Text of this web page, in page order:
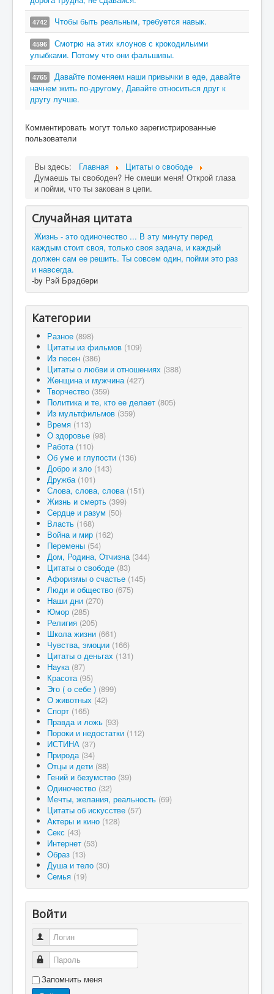
4742 Чтобы быть реальным, требуется навык.
4596
Смотрю на этих клоунов с крокодильими
улыбками. Потому что они фальшивы.
4765
Давайте поменяем наши привычки в еде, давайте
начнем жить по-другому, Давайте относиться друг к
другу лучше.
Комментировать могут только зарегистрированные
пользователи
Вы здесь: Главная
Цитаты о свободе
Думаешь ты свободен? Не смеши меня! Открой глаза
и пойми, что ты закован в цепи.
Случайная цитата
Жизнь - это одиночество ... В эту минуту перед
каждым стоит своя, только своя задача, и каждый
должен сам ее решить. Ты совсем один, пойми это раз
и навсегда.
-by Рэй Брэдбери
Категории
Разное (898)
Цитаты из фильмов (109)
Из песен (386)
Цитаты о любви и отношениях (388)
Женщина и мужчина (427)
Творчество (359)
Политика и те, кто ее делает (805)
Из мультфильмов (359)
Время (113)
О здоровье (98)
Работа (110)
Об уме и глупости (136)
Добро и зло (143)
Дружба (101)
Слова, слова, слова (151)
Жизнь и смерть (399)
Сердце и разум (50)
Власть (168)
Война и мир (162)
Перемены (54)
Дом, Родина, Отчизна (344)
Цитаты о свободе (83)
Афоризмы о счастье (145)
Люди и общество (675)
Наши дни (270)
Юмор (285)
Религия (205)
Школа жизни (661)
Чувства, эмоции (166)
Цитаты о деньгах (131)
Наука (87)
Красота (95)
Эго ( о себе ) (899)
О животных (42)
Спорт (165)
Правда и ложь (93)
Пороки и недостатки (112)
ИСТИНА (37)
Природа (34)
Отцы и дети (88)
Гений и безумство (39)
Одиночество (32)
Мечты, желания, реальность (69)
Цитаты об искусстве (57)
Актеры и кино (128)
Секс (43)
Интернет (53)
Образ (13)
Душа и тело (30)
Семья (19)
Войти
Логин
Пароль
Запомнить меня